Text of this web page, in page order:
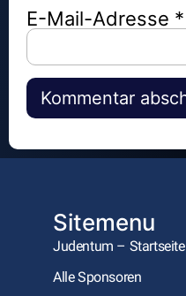
E-Mail-Adresse *
Alternative:
Sitemenu
Judentum – Startseite
Alle Sponsoren